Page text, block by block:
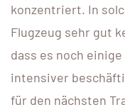
konzentriert. In
Flugzeug sehr gut
dass es noch
intensiver
für den nächsten